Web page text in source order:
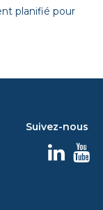
planifié pour
Suivez-nous